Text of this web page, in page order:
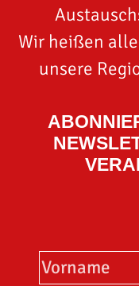
Wir heißen
unsere